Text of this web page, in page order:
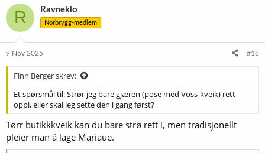
k
s
j
o
e
R Ravneklo
Norbrygg-medlem
9 Nov 2025 #18
Finn Berger skrev:
Et spørsmål til: Strør jeg bare gjæren (pose med Voss-kveik) rett
oppi, eller skal jeg sette den i gang først?
Tørr butikkkveik kan du bare strø rett i, men tradisjonellt
pleier man å lage Mariaue.